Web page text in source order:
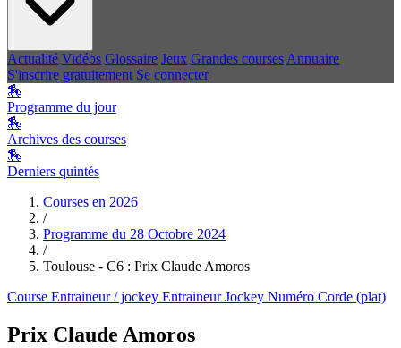
Actualité Vidéos Glossaire Jeux Grandes courses Annuaire
S'inscrire gratuitement Se connecter
🏇
Programme du jour
🏇
Archives des courses
🏇
Derniers quintés
Courses en 2026
/
Programme du 28 Octobre 2024
/
Toulouse - C6 : Prix Claude Amoros
Course Entraineur / jockey EntraineurJockey Numéro Corde (plat)
Prix Claude Amoros